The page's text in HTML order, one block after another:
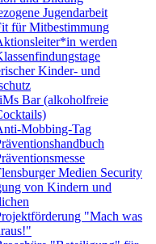
Jugendarbeit
für Mitbestimmung
werden
Kinder- und
Bar (alkoholfreie
Mobbing-Tag
Medien Security
von Kindern und
"Mach was